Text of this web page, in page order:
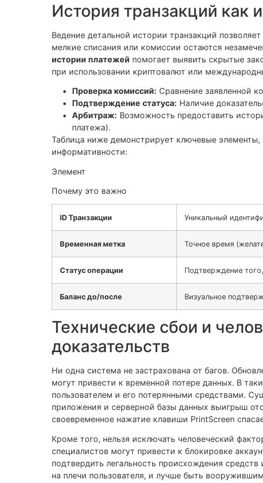
История транзакций как
Ведение детальной истории транзакций
мелкие списания или комиссии остаются
истории платежей помогает выявить скрытые
при использовании криптовалют или
Проверка комиссий: Сравнение заявленной
Подтверждение статуса: Наличие
Арбитраж: Возможность предоставить
платежа).
Таблица ниже демонстрирует ключевые
информативности:
Элемент
Почему это важно
ID Транзакции Уникальный
Временная метка Точное время
Статус операции Подтверждение
Баланс до/после Визуальное
Технические сбои и
доказательств
Ни одна система не застрахована от багов.
могут привести к временной потере данных. В
пользователем и его потерянными средствами.
приложения и серверной базы данных выигрыш
своевременное нажатие клавиши PrintScreen
Кроме того, нельзя исключать человеческий
специалистов могут привести к блокировке
подтвердить легальность происхождения
на плечи пользователя, и лучше быть